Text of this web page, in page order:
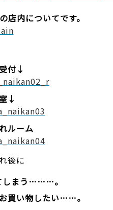
店内についてです。
付↓
↓
ルーム
後に
しまう………。
買い物したい……。